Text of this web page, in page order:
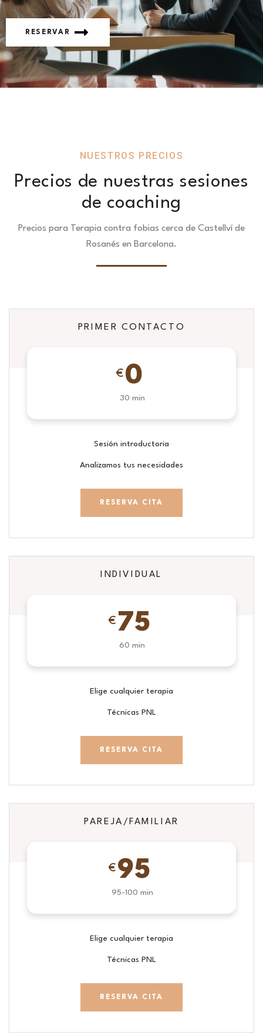
RESERVAR
NUESTROS PRECIOS
Precios de nuestras sesiones
de coaching
Precios para Terapia contra fobias cerca de Castellví de
Rosanés en Barcelona.
PRIMER CONTACTO
€ 0
30 min
Sesión introductoria
Analizamos tus necesidades
RESERVA CITA
INDIVIDUAL
€ 75
60 min
Elige cualquier terapia
Técnicas PNL
RESERVA CITA
PAREJA/FAMILIAR
€ 95
95-100 min
Elige cualquier terapia
Técnicas PNL
RESERVA CITA